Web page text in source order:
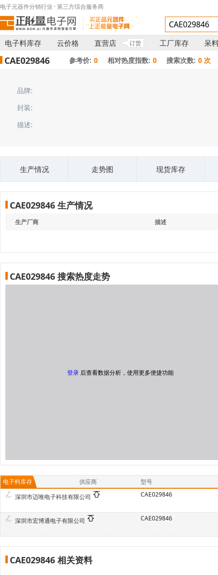
电子元器件分销行业 · 第三方综合服务商
电子料库存 云价格 直营店 订货 工厂库存 呆
CAE029846 参考价: 0 相对热度指数: 0 搜索次数: 0 次
品牌:
封装:
描述:
生产情况 走势图 现货库存
CAE029846 生产情况
生产厂商 描述
CAE029846 搜索热度走势
登录 后查看数据分析，使用更多便捷功能
电子料库存 供应商
型号
深圳市迈唯电子科技有限公司
CAE029846
深圳市宏博通电子有限公司 CAE029846
CAE029846 相关资料